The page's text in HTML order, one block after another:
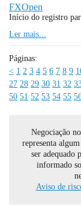
FXOpen
Início do registro
Ler mais...
Páginas:
< 1 2 3 4 5 6 7 8 9
27 28 29 30 31 32
50 51 52 53 54 55
Negociação
representa
ser adequado
informado
Aviso de